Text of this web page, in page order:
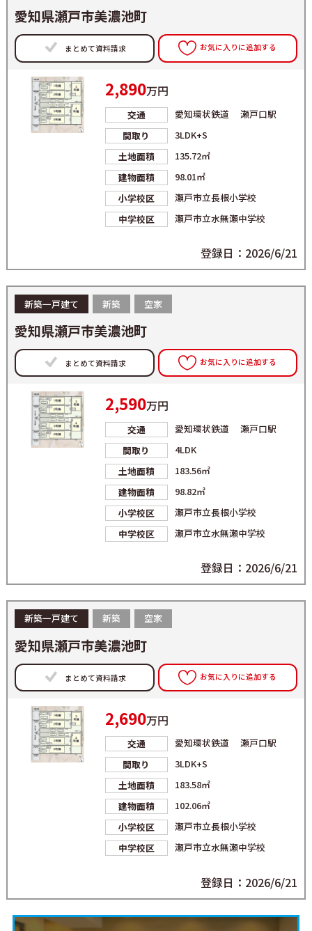
愛知県瀬戸市美濃池町
まとめて資料請求 お気に入りに追加する
2,890万円
交通
愛知環状鉄道 瀬戸口駅
間取り
3LDK+S
土地面積
135.72㎡
建物面積
98.01㎡
小学校区
瀬戸市立長根小学校
中学校区
瀬戸市立水無瀬中学校
登録日：2026/6/21
新築一戸建て 新築 空家
愛知県瀬戸市美濃池町
まとめて資料請求 お気に入りに追加する
2,590万円
交通
愛知環状鉄道 瀬戸口駅
間取り
4LDK
土地面積
183.56㎡
建物面積
98.82㎡
小学校区
瀬戸市立長根小学校
中学校区
瀬戸市立水無瀬中学校
登録日：2026/6/21
新築一戸建て 新築 空家
愛知県瀬戸市美濃池町
まとめて資料請求 お気に入りに追加する
2,690万円
交通
愛知環状鉄道 瀬戸口駅
間取り
3LDK+S
土地面積
183.58㎡
建物面積
102.06㎡
小学校区
瀬戸市立長根小学校
中学校区
瀬戸市立水無瀬中学校
登録日：2026/6/21